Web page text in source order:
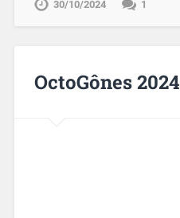
30/10/2024 1
OctoGônes 2024